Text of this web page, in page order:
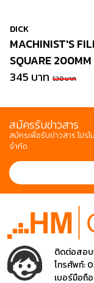
DICK
MACHINIST'S
SQUARE
345 บาท 530 บาท
สมัครรับข่าวสาร
สมัครเพื่อรับข่าวสาร โปร
จำกัด
ติดต่อสอบ
โทรศัพท์:
เบอร์มือถื